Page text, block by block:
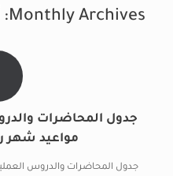
Monthly Archives:
جدول المحاضرات
مواعيد شهر
جدول المحاضرات والدروس